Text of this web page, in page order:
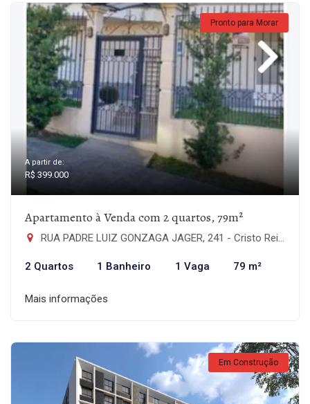
Pronto para Morar
A partir de:
R$ 399.000
Apartamento à Venda com 2 quartos, 79m²
RUA PADRE LUIZ GONZAGA JAGER, 241 - Cristo Rei, São Leopoldo-RS
2 Quartos 1 Banheiro 1 Vaga 79 m²
Mais informações
Em Construção